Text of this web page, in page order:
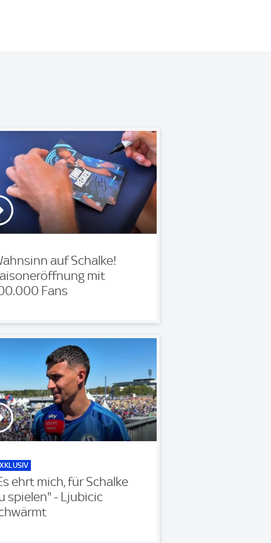
auf Schalke!
mit
Fans
ehrt mich, für Schalke
spielen" - Ljubicic